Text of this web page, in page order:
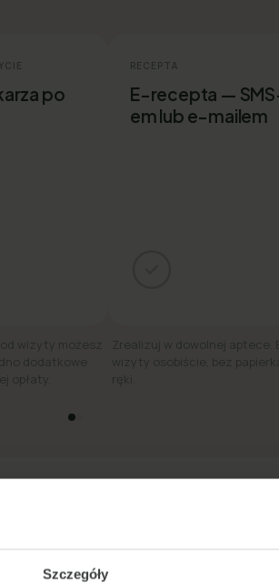
Szczegóły
po
wizyty możesz
dodatkowe
opłaty.
RECEPTA
E-recepta —
em lub e-mailem
Zrealizuj w dowolnej aptece.
wizyty osobiście, bez
ręki.
poradzie lekarskiej online w